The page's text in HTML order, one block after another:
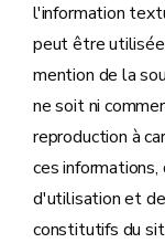
l'information
peut être
mention de la
ne soit ni
reproduction à
ces
d'utilisation et
constitutifs du